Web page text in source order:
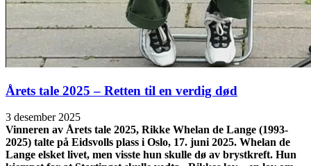
Årets tale 2025 – Retten til en verdig død
3 desember 2025
Vinneren av Årets tale 2025, Rikke Whelan de Lange (1993-
2025) talte på Eidsvolls plass i Oslo, 17. juni 2025. Whelan de
Lange elsket livet, men visste hun skulle dø av brystkreft. Hun